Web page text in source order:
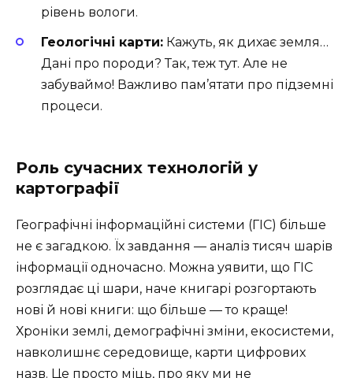
рівень вологи.
Геологічні карти: Кажуть, як дихає земля…
Дані про породи? Так, теж тут. Але не
забуваймо! Важливо пам’ятати про підземні
процеси.
Роль сучасних технологій у
картографії
Географічні інформаційні системи (ГІС) більше
не є загадкою. Їх завдання — аналіз тисяч шарів
інформації одночасно. Можна уявити, що ГІС
розглядає ці шари, наче книгарі розгортають
нові й нові книги: що більше — то краще!
Хроніки землі, демографічні зміни, екосистеми,
навколишнє середовище, карти цифрових
назв. Це просто міць, про яку ми не